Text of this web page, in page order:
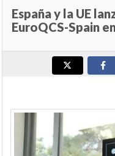
España y la UE
EuroQCS-Spain